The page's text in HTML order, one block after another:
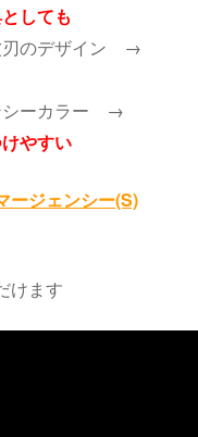
しても
刃のデザイン →
シーカラー →
やすい
ージェンシー(S)
けます